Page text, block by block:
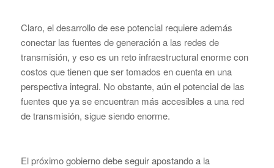
Claro, el desarrollo de ese potencial requiere además
conectar las fuentes de generación a las redes de
transmisión, y eso es un reto infraestructural enorme con
costos que tienen que ser tomados en cuenta en una
perspectiva integral. No obstante, aún el potencial de las
fuentes que ya se encuentran más accesibles a una red
de transmisión, sigue siendo enorme.
El próximo gobierno debe seguir apostando a la